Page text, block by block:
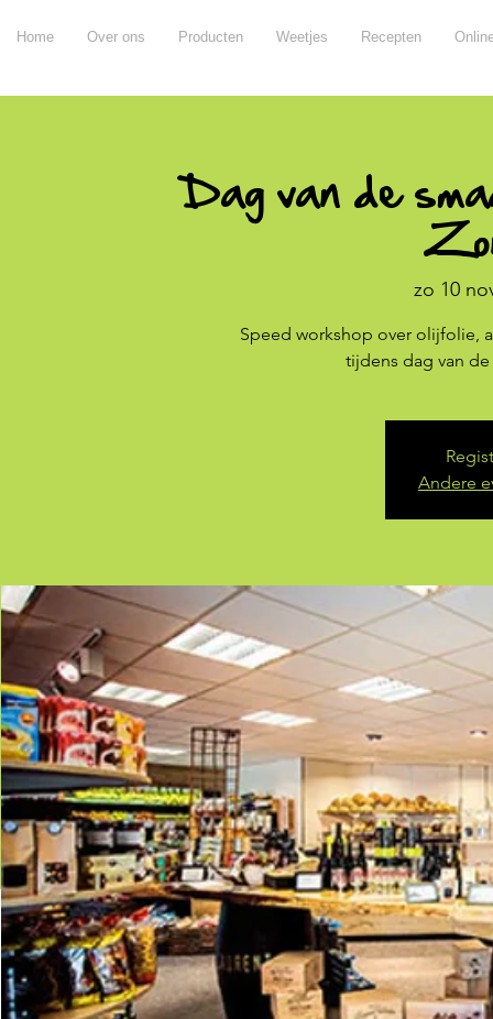
Home Over ons Producten Weetjes Recepten
Dag van de
zo 10
Speed workshop over olijfolie,
tijdens dag van
Andere